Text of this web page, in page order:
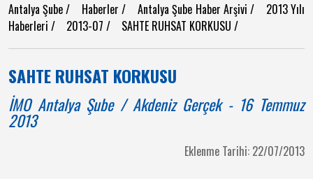
Antalya Şube/ Haberler/Antalya Şube Haber Arşivi/ 2013 Yılı
Haberleri / 2013-07 / SAHTE RUHSAT KORKUSU /
SAHTE RUHSAT KORKUSU
İMO Antalya Şube / Akdeniz Gerçek - 16 Temmuz
2013
Eklenme Tarihi: 22/07/2013